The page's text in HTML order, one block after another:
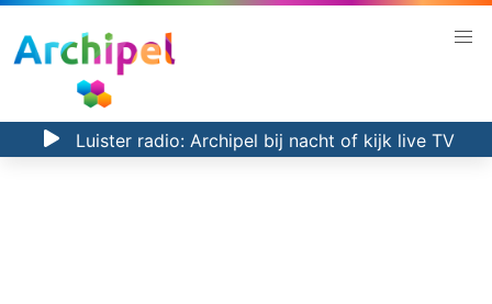
Luister radio: Archipel bij nacht of kijk live TV